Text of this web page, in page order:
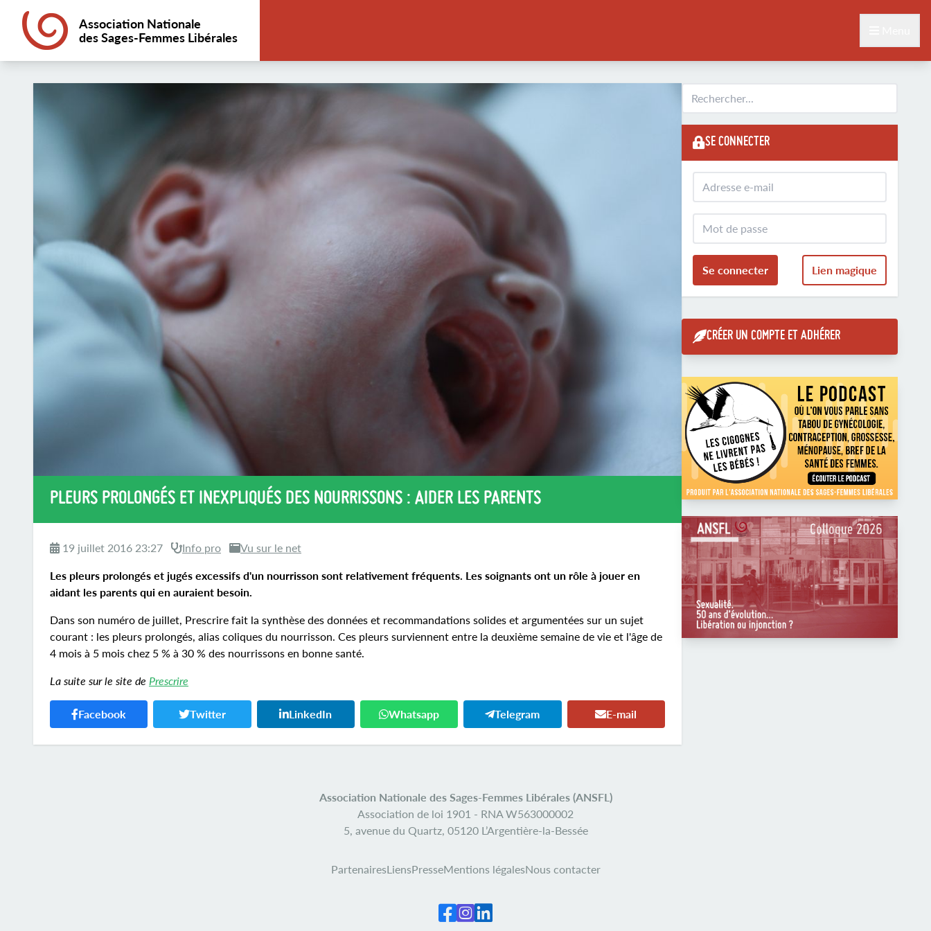
Association Nationale
des Sages-Femmes Libérales
PLEURS PROLONGÉS ET INEXPLIQUÉS DES NOURRISSONS : AIDER LES PARENTS
19 juillet 2016 23:27 Info pro Vu sur le net
Les pleurs prolongés et jugés excessifs d'un nourrisson sont relativement fréquents. Les soignants ont un rôle à jouer en
aidant les parents qui en auraient besoin.
Dans son numéro de juillet, Prescrire fait la synthèse des données et recommandations solides et argumentées sur un sujet
courant : les pleurs prolongés, alias coliques du nourrisson. Ces pleurs surviennent entre la deuxième semaine de vie et l'âge de
4 mois à 5 mois chez 5 % à 30 % des nourrissons en bonne santé.
La suite sur le site de Prescrire
Facebook Twitter LinkedIn Whatsapp Telegram E-mail
SE CONNECTER
Se connecter Lien magique
CRÉER UN COMPTE ET ADHÉRER
Association Nationale des Sages-Femmes Libérales (ANSFL)
Association de loi 1901 - RNA W563000002
5, avenue du Quartz, 05120 L’Argentière-la-Bessée
PartenairesLiensPresseMentions légalesNous contacter